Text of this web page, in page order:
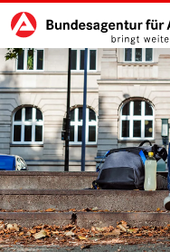
zu den Hauptinhalten